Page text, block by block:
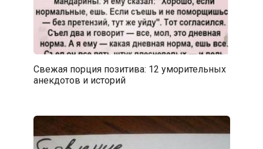
Свежая порция позитива: 12 уморительных
анекдотов и историй